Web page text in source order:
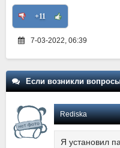
+11
7-03-2022, 06:39
Если возникли
Rediska
Я установил